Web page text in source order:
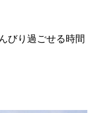
びり過ごせる時間